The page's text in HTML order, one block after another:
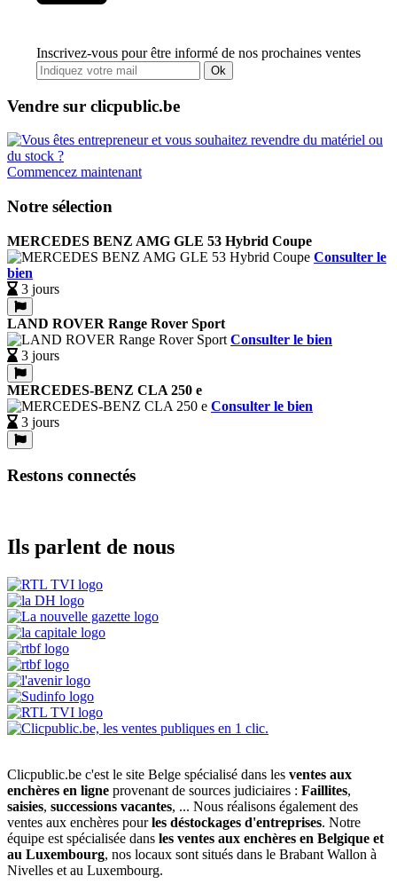
Inscrivez-vous pour être informé de nos prochaines ventes
Ok
Vendre sur clicpublic.be
Commencez maintenant
Notre sélection
MERCEDES BENZ AMG GLE 53 Hybrid Coupe
Consulter le
bien
3 jours
LAND ROVER Range Rover Sport
Consulter le bien
3 jours
MERCEDES-BENZ CLA 250 e
Consulter le bien
3 jours
Restons connectés
Ils parlent de nous
Clicpublic.be c'est le site Belge spécialisé dans les ventes aux
enchères en ligne provenant de sources judiciaires : Faillites,
saisies, successions vacantes, ... Nous réalisons également des
ventes aux enchères pourles déstockages d'entreprises. Notre
équipe est spécialisée dans les ventes aux enchères en Belgique et
au Luxembourg, nos locaux sont situés dans le Brabant Wallon à
Nivelles et au Luxembourg.